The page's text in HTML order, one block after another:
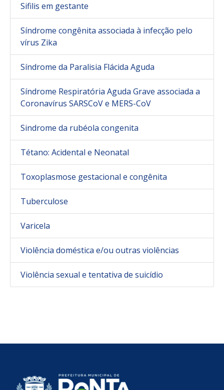
Sifilis em gestante
Síndrome congênita associada à infecção pelo
vírus Zika
Síndrome da Paralisia Flácida Aguda
Síndrome Respiratória Aguda Grave associada a
Coronavírus SARSCoV e MERS-CoV
Sindrome da rubéola congenita
Tétano: Acidental e Neonatal
Toxoplasmose gestacional e congênita
Tuberculose
Varicela
Violência doméstica e/ou outras violências
Violência sexual e tentativa de suicídio